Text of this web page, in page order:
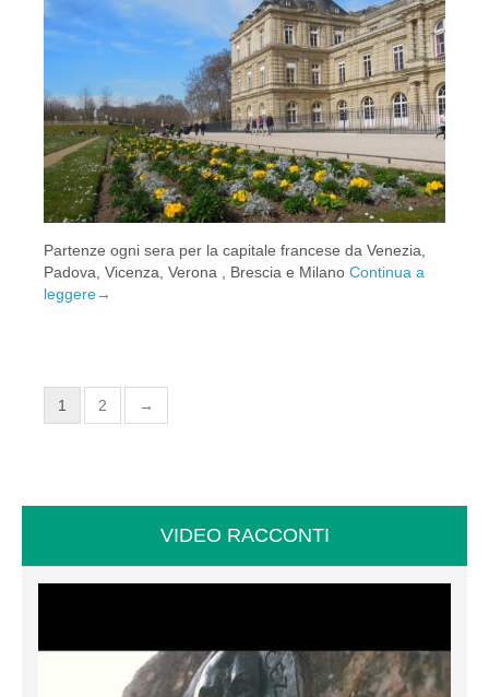
Partenze ogni sera per la capitale francese da Venezia,
Padova, Vicenza, Verona , Brescia e Milano Continua a
leggere→
1 2 →
VIDEO RACCONTI